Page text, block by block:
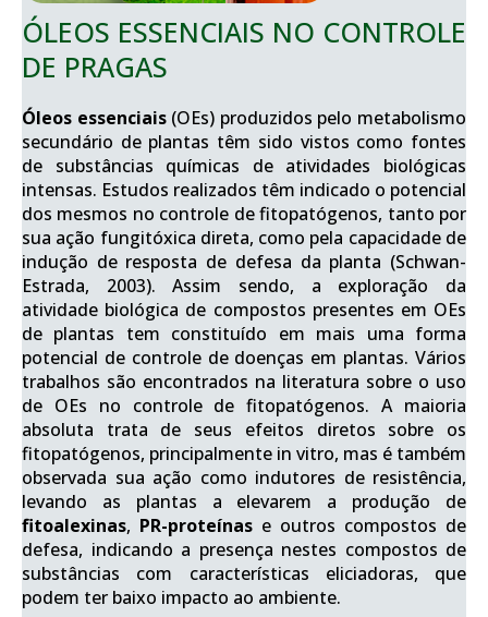
ÓLEOS ESSENCIAIS NO CONTROLE
DE PRAGAS
Óleos essenciais(OEs) produzidos pelo metabolismo
secundário de plantas têm sido vistos como fontes
de substâncias químicas de atividades biológicas
intensas. Estudos realizados têm indicado o potencial
dos mesmos no controle de fitopatógenos, tanto por
sua ação fungitóxica direta, como pela capacidade de
indução de resposta de defesa da planta (Schwan-
Estrada, 2003). Assim sendo, a exploração da
atividade biológica de compostos presentes em OEs
de plantas tem constituído em mais uma forma
potencial de controle de doenças em plantas. Vários
trabalhos são encontrados na literatura sobre o uso
de OEs no controle de fitopatógenos. A maioria
absoluta trata de seus efeitos diretos sobre os
fitopatógenos, principalmente in vitro, mas é também
observada sua ação como indutores de resistência,
levando as plantas a elevarem a produção de
fitoalexinas, PR-proteínas e outros compostos de
defesa, indicando a presença nestes compostos de
substâncias com características eliciadoras, que
podem ter baixo impacto ao ambiente.